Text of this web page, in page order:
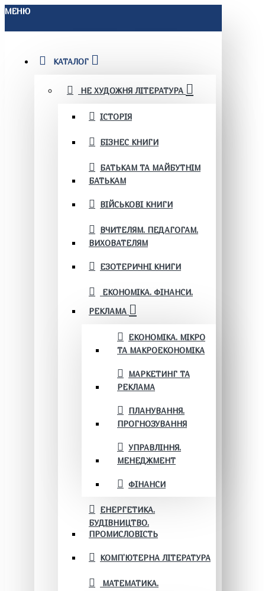
МЕНЮ
КАТАЛОГ
НЕ ХУДОЖНЯ ЛІТЕРАТУРА
ІСТОРІЯ
БІЗНЕС КНИГИ
БАТЬКАМ ТА МАЙБУТНІМ
БАТЬКАМ
ВІЙСЬКОВІ КНИГИ
ВЧИТЕЛЯМ. ПЕДАГОГАМ.
ВИХОВАТЕЛЯМ
ЕЗОТЕРИЧНІ КНИГИ
ЕКОНОМІКА. ФІНАНСИ.
РЕКЛАМА
ЕКОНОМІКА. МІКРО
ТА МАКРОЕКОНОМІКА
МАРКЕТИНГ ТА
РЕКЛАМА
ПЛАНУВАННЯ.
ПРОГНОЗУВАННЯ
УПРАВЛІННЯ.
МЕНЕДЖМЕНТ
ФІНАНСИ
ЕНЕРГЕТИКА.
БУДІВНИЦТВО.
ПРОМИСЛОВІСТЬ
КОМП'ЮТЕРНА ЛІТЕРАТУРА
МАТЕМАТИКА.